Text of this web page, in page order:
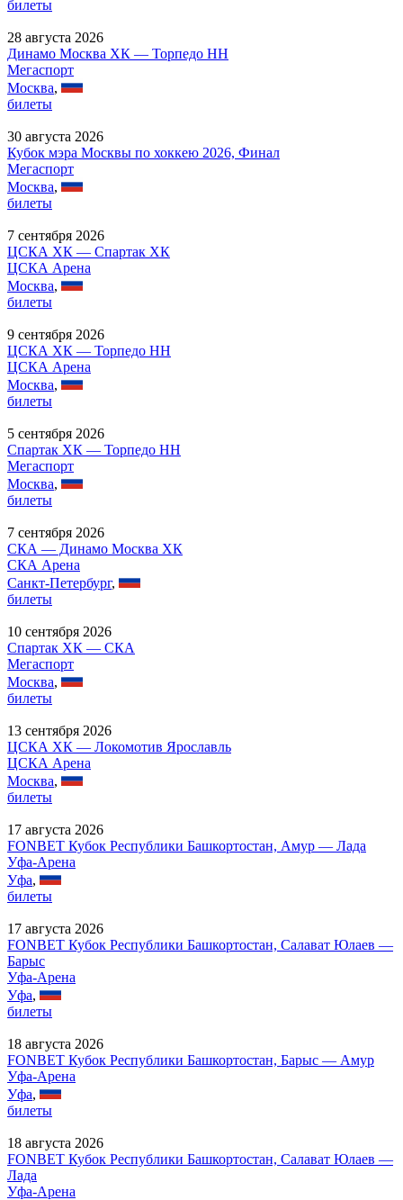
билеты
28 августа 2026
Динамо Москва ХК — Торпедо НН
Мегаспорт
Москва,
билеты
30 августа 2026
Кубок мэра Москвы по хоккею 2026, Финал
Мегаспорт
Москва,
билеты
7 сентября 2026
ЦСКА ХК — Спартак ХК
ЦСКА Арена
Москва,
билеты
9 сентября 2026
ЦСКА ХК — Торпедо НН
ЦСКА Арена
Москва,
билеты
5 сентября 2026
Спартак ХК — Торпедо НН
Мегаспорт
Москва,
билеты
7 сентября 2026
СКА — Динамо Москва ХК
СКА Арена
Санкт-Петербург,
билеты
10 сентября 2026
Спартак ХК — СКА
Мегаспорт
Москва,
билеты
13 сентября 2026
ЦСКА ХК — Локомотив Ярославль
ЦСКА Арена
Москва,
билеты
17 августа 2026
FONBET Кубок Республики Башкортостан, Амур — Лада
Уфа-Арена
Уфа,
билеты
17 августа 2026
FONBET Кубок Республики Башкортостан, Салават Юлаев —
Барыс
Уфа-Арена
Уфа,
билеты
18 августа 2026
FONBET Кубок Республики Башкортостан, Барыс — Амур
Уфа-Арена
Уфа,
билеты
18 августа 2026
FONBET Кубок Республики Башкортостан, Салават Юлаев —
Лада
Уфа-Арена